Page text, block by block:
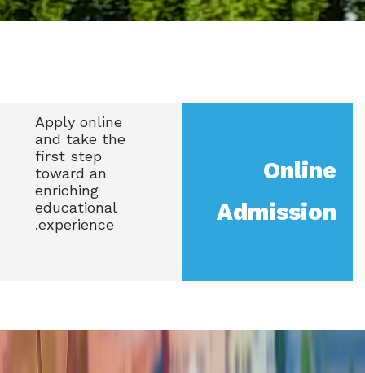
Apply online
and take the
first step
toward an
educational
experience.